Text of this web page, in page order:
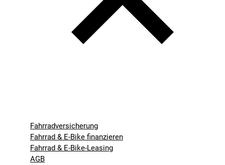
Fahrradversicherung
Fahrrad & E-Bike finanzieren
Fahrrad & E-Bike-Leasing
AGB